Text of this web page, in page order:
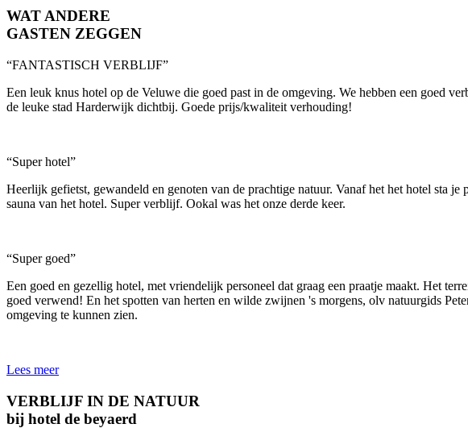
WAT ANDERE
GASTEN ZEGGEN
“FANTASTISCH VERBLIJF”
Een leuk knus hotel op de Veluwe die goed past in de omgeving. We hebben een goed
de leuke stad Harderwijk dichtbij. Goede prijs/kwaliteit verhouding!
“Super hotel”
Heerlijk gefietst, gewandeld en genoten van de prachtige natuur. Vanaf het het hotel sta
sauna van het hotel. Super verblijf. Ookal was het onze derde keer.
“Super goed”
Een goed en gezellig hotel, met vriendelijk personeel dat graag een praatje maakt. Het
goed verwend! En het spotten van herten en wilde zwijnen 's morgens, olv natuurgids
omgeving te kunnen zien.
Lees meer
VERBLIJF IN DE NATUUR
bij hotel de beyaerd